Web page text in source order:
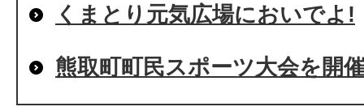
くまとり元気広場においでよ!
熊取町町民スポーツ大会を開